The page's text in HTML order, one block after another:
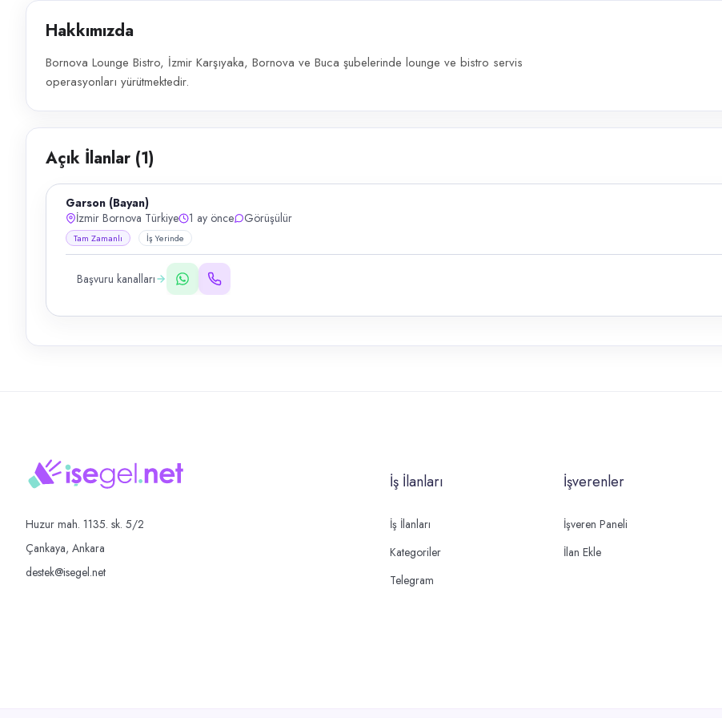
Hakkımızda
Bornova Lounge Bistro, İzmir Karşıyaka, Bornova ve Buca şubelerinde lounge ve bistro servis
operasyonları yürütmektedir.
Açık İlanlar (1)
Garson (Bayan)
İzmir Bornova Türkiye
1 ay önce Görüşülür
Tam Zamanlı İş Yerinde
Başvuru kanalları
Huzur mah. 1135. sk. 5/2
Çankaya, Ankara
destek@isegel.net
İş İlanları
İş İlanları
Kategoriler
Telegram
İşverenler
İşveren Paneli
İlan Ekle